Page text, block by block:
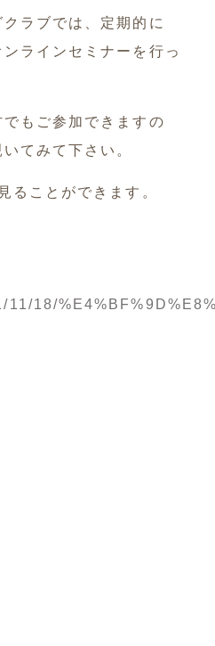
ラブでは、定期的に
ンラインセミナーを行っ
もご参加できますの
てみて下さい。
ことができます。
18/